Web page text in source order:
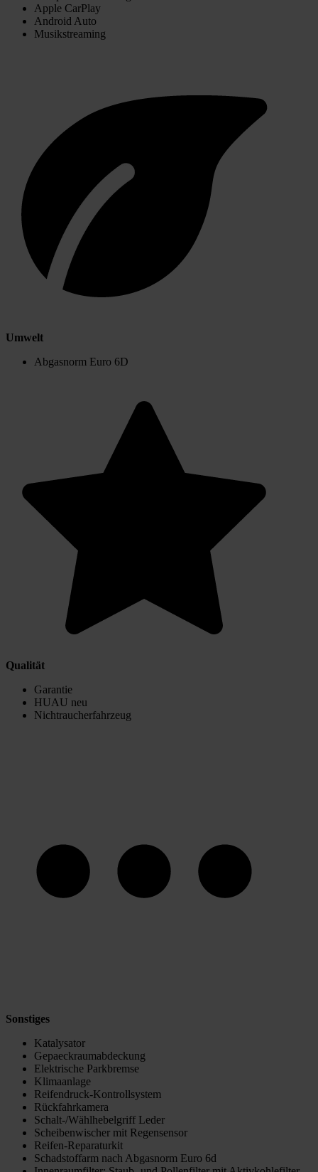
Apple CarPlay
Android Auto
Musikstreaming
Umwelt
Abgasnorm Euro 6D
Qualität
Garantie
HUAU neu
Nichtraucherfahrzeug
Sonstiges
Katalysator
Gepaeckraumabdeckung
Elektrische Parkbremse
Klimaanlage
Reifendruck-Kontrollsystem
Rückfahrkamera
Schalt-/Wählhebelgriff Leder
Scheibenwischer mit Regensensor
Reifen-Reparaturkit
Schadstoffarm nach Abgasnorm Euro 6d